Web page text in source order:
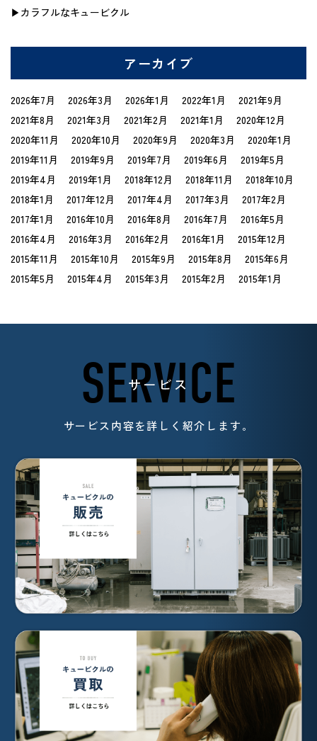
カラフルなキュービクル
アーカイブ
2026年7月 2026年3月 2026年1月 2022年1月
2021年9月
2021年8月
2021年3月 2021年2月 2021年1月
2020年12月
2020年11月
2020年10月 2020年9月 2020年3月
2020年1月
2019年11月
2019年9月 2019年7月 2019年6月
2019年5月
2019年4月
2019年1月 2018年12月 2018年11月
2018年10月
2018年1月
2017年12月 2017年4月 2017年3月
2017年2月
2017年1月
2016年10月 2016年8月 2016年7月
2016年5月
2016年4月
2016年3月 2016年2月 2016年1月
2015年12月
2015年11月
2015年10月 2015年9月 2015年8月
2015年6月
2015年5月
2015年4月 2015年3月 2015年2月 2015年1月
SERVICE
サービス
サービス内容を詳しく紹介します。